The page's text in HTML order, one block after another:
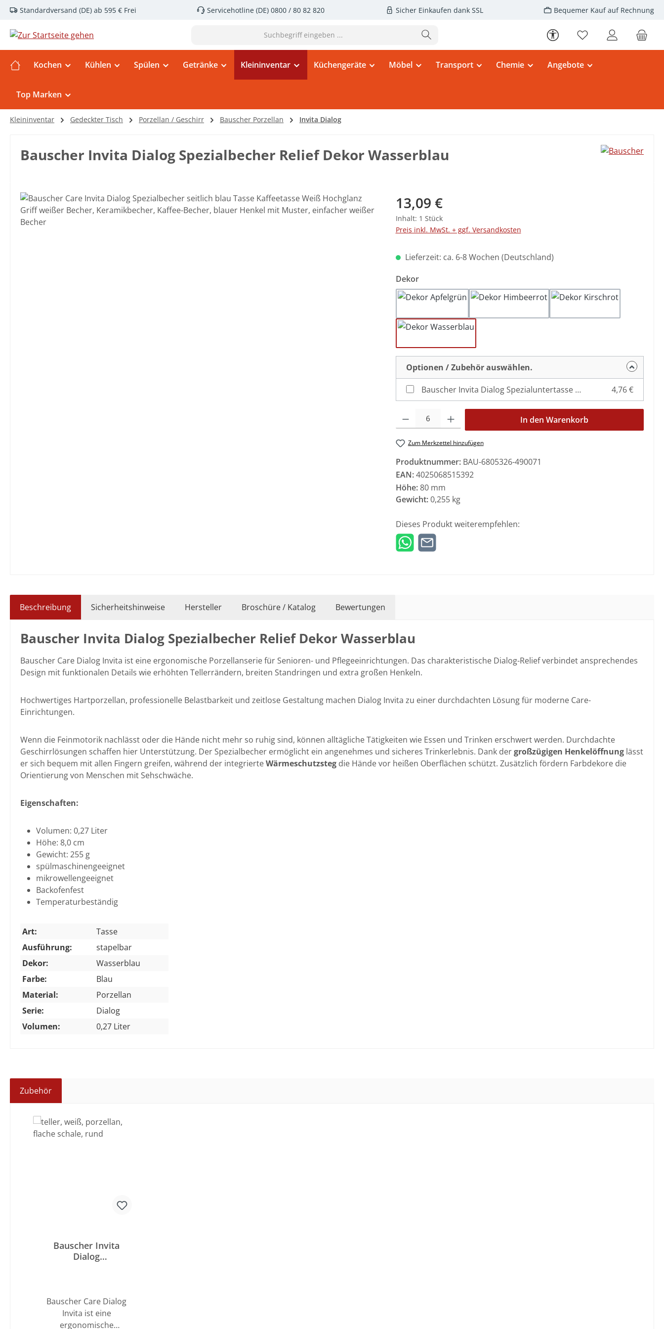
Hauptinhalt springen
Zur Suche springen
Zur Hauptnavigation springen
Standardversand (DE) ab 595 € Frei Servicehotline (DE) 0800 / 80 82 820 Sicher Einkaufen dank SSL Bequemer Kauf auf Rechnung
Werkzeugleiste anzeigen
Du hast 0 Produkte
Kochen Kühlen Spülen Getränke Kleininventar Küchengeräte Möbel Transport Chemie Angebote
Top Marken
Kleininventar Gedeckter Tisch Porzellan / Geschirr Bauscher Porzellan Invita Dialog
Bauscher Invita Dialog Spezialbecher Relief Dekor Wasserblau
Bildergalerie überspringen Regulärer Preis:
13,09 €
Inhalt: 1 Stück
Preis inkl. MwSt. + ggf. Versandkosten
Lieferzeit: ca. 6-8 Wochen (Deutschland)
Dekorauswählen
Optionen / Zubehör auswählen.
Bauscher Invita Dialog Spezialuntertasse 2 Spiegel Relief 4,76 €
Produkt Anzahl: Gib den gewünschten Wert ein oder benutze die
In den Warenkorb
Zum Merkzettel hinzufügen
Produktnummer: BAU-6805326-490071
EAN:4025068515392
Höhe:80 mm
Gewicht:0,255 kg
Dieses Produkt weiterempfehlen:
Beschreibung Sicherheitshinweise Hersteller Broschüre / Katalog Bewertungen
Bauscher Invita Dialog Spezialbecher Relief Dekor Wasserblau
Bauscher Care Dialog Invita ist eine ergonomische Porzellanserie für Senioren- und Pflegeeinrichtungen. Das charakteristische Dialog-Relief verbindet ansprechendes
Design mit funktionalen Details wie erhöhten Tellerrändern, breiten Standringen und extra großen Henkeln.
Hochwertiges Hartporzellan, professionelle Belastbarkeit und zeitlose Gestaltung machen Dialog Invita zu einer durchdachten Lösung für moderne Care-
Einrichtungen.
Wenn die Feinmotorik nachlässt oder die Hände nicht mehr so ruhig sind, können alltägliche Tätigkeiten wie Essen und Trinken erschwert werden. Durchdachte
Geschirrlösungen schaffen hier Unterstützung. Der Spezialbecher ermöglicht ein angenehmes und sicheres Trinkerlebnis. Dank dergroßzügigen Henkelöffnung lässt
er sich bequem mit allen Fingern greifen, während der integrierteWärmeschutzsteg die Hände vor heißen Oberflächen schützt. Zusätzlich fördern Farbdekore die
Orientierung von Menschen mit Sehschwäche.
Eigenschaften:
Volumen: 0,27 Liter
Höhe: 8,0 cm
Gewicht: 255 g
spülmaschinengeeignet
mikrowellengeeignet
Backofenfest
Temperaturbeständig
Art:
Tasse
Ausführung:
stapelbar
Dekor:
Wasserblau
Farbe:
Blau
Material:
Porzellan
Serie:
Dialog
Volumen:
0,27 Liter
Zubehör
Produktgalerie überspringen
Bauscher Invita
Dialog
Bauscher Care Dialog
Invita ist eine
ergonomische